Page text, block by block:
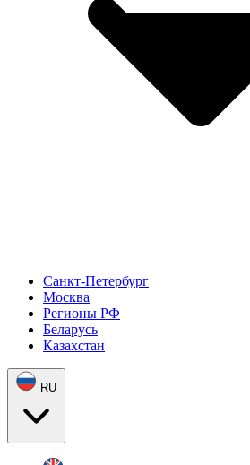
Санкт-Петербург
Москва
Регионы РФ
Беларусь
Казахстан
RU